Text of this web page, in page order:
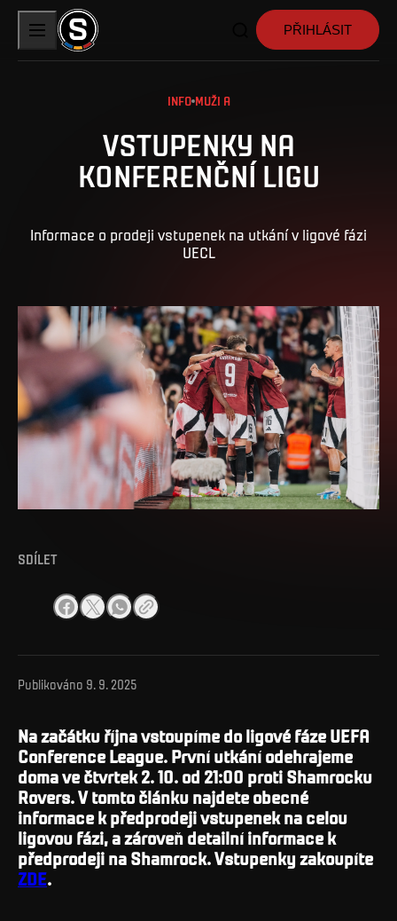
PŘIHLÁSIT
INFO MUŽI A
VSTUPENKY NA
KONFERENČNÍ LIGU
Informace o prodeji vstupenek na utkání v ligové fázi
UECL
SDÍLET
Publikováno 9. 9. 2025
Na začátku října vstoupíme do ligové fáze UEFA
Conference League. První utkání odehrajeme
doma ve čtvrtek 2. 10. od 21:00 proti Shamrocku
Rovers. V tomto článku najdete obecné
informace k předprodeji vstupenek na celou
ligovou fázi, a zároveň detailní informace k
předprodeji na Shamrock. Vstupenky zakoupíte
ZDE.